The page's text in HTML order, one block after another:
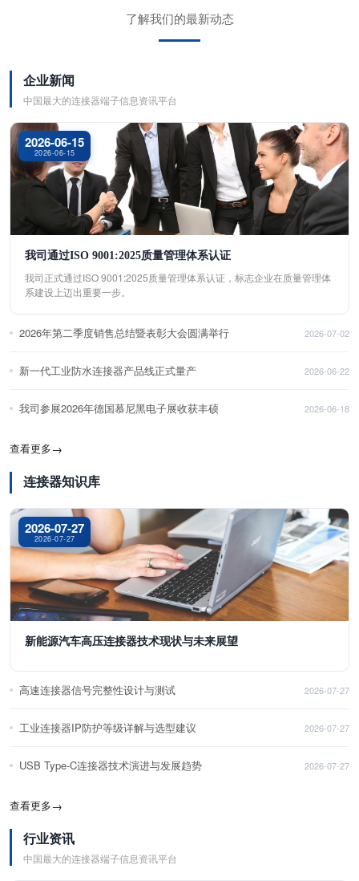
了解我们的最新动态
企业新闻
中国最大的连接器端子信息资讯平台
2026-06-15
2026-06-15
我司通过ISO 9001:2025质量管理体系认证
我司正式通过ISO 9001:2025质量管理体系认证，标志企业在质量管理体
系建设上迈出重要一步。
2026年第二季度销售总结暨表彰大会圆满举行 2026-07-02
新一代工业防水连接器产品线正式量产 2026-06-22
我司参展2026年德国慕尼黑电子展收获丰硕 2026-06-18
查看更多→
连接器知识库
2026-07-27
2026-07-27
新能源汽车高压连接器技术现状与未来展望
高速连接器信号完整性设计与测试 2026-07-27
工业连接器IP防护等级详解与选型建议 2026-07-27
USB Type-C连接器技术演进与发展趋势 2026-07-27
查看更多→
行业资讯
中国最大的连接器端子信息资讯平台